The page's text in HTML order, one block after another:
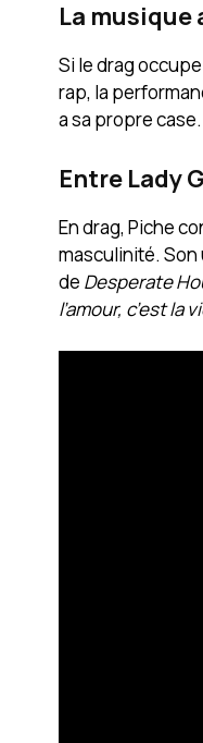
La
Si le drag
rap, la
a sa propre case.
Entre Lady
En drag, Piche
masculinité. Son
de Desperate
l’amour, c’est la